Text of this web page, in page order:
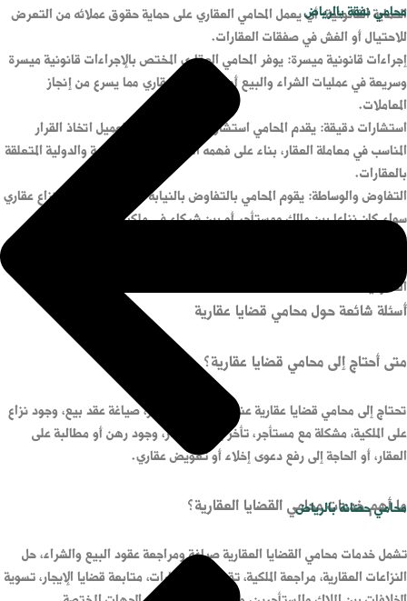
محامي نفقة بالرياض
محامي حضانة بالرياض
الحماية القانونية: أي يعمل المحامي العقاري على حماية حقوق عملائه من التعرض
للاحتيال أو الغش في صفقات العقارات.
إجراءات قانونية ميسرة: يوفر المحامي العقاري المختص بالإجراءات قانونية ميسرة
وسريعة في عمليات الشراء والبيع أو التحويل العقاري مما يسرع من إنجاز
المعاملات.
استشارات دقيقة: يقدم المحامي استشارات دقيقة تضمن للعميل اتخاذ القرار
المناسب في معاملة العقار، بناء على فهمه الكامل للقوانين المحلية والدولية المتعلقة
بالعقارات.
التفاوض والوساطة: يقوم المحامي بالتفاوض بالنيابة عن الموكل لحل أي نزاع عقاري
سواء كان نزاعا بين مالك ومستأجر أو بين شركاء في ملكية عقار.
التقليل من المخاطر القانونية: الاستعانة ب
القانونية.
أسئلة شائعة حول محامي قضايا عقارية
متى أحتاج إلى محامي قضايا عقارية؟
تحتاج إلى محامي قضايا عقارية عند شراء أو بيع عقار، صياغة عقد بيع، وجود نزاع
على الملكية، مشكلة مع مستأجر، تأخر إفراغ العقار، وجود رهن أو مطالبة على
العقار، أو الحاجة إلى رفع دعوى إخلاء أو تعويض عقاري.
ما أهم خدمات محامي القضايا العقارية؟
تشمل خدمات محامي القضايا العقارية صياغة ومراجعة عقود البيع والشراء، حل
النزاعات العقارية، مراجعة الملكية، تقديم الاستشارات، متابعة قضايا الإيجار، تسوية